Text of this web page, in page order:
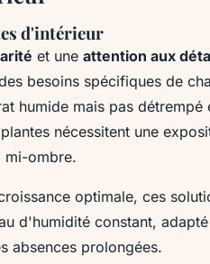
d'intérieur
et une attention aux
besoins spécifiques de
humide mais pas détrempé
nécessitent une
mi-ombre.
optimale, ces
d'humidité constant,
absences prolongées.